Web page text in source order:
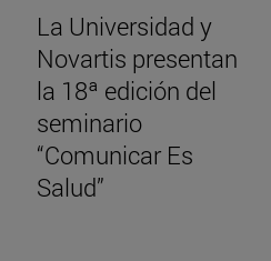
La Universidad y
Novartis presentan
la 18ª edición del
seminario
“Comunicar Es
Salud”